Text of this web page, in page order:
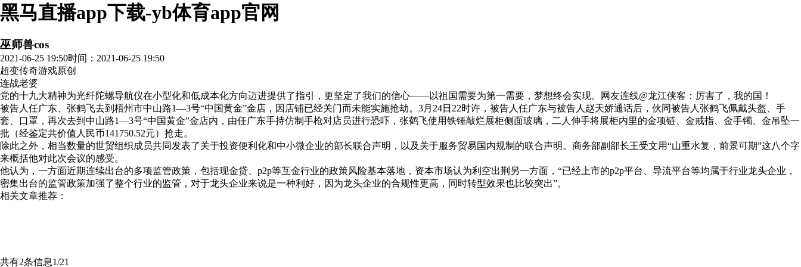
黑马直播app下载-yb体育app官网
巫师兽cos
2021-06-25 19:50时间：2021-06-25 19:50
超变传奇游戏原创
连战老婆
党的十九大精神为光纤陀螺导航仪在小型化和低成本化方向迈进提供了指引，更坚定了我们的信心——以祖国需要为第一需要，梦想终会实现。网友连线@龙江侠客：厉害了，我的国！
被告人任广东、张鹤飞去到梧州市中山路1—3号“中国黄金”金店，因店铺已经关门而未能实施抢劫。3月24日22时许，被告人任广东与被告人赵天娇通话后，伙同被告人张鹤飞佩戴头盔、手
套、口罩，再次去到中山路1—3号“中国黄金”金店内，由任广东手持仿制手枪对店员进行恐吓，张鹤飞使用铁锤敲烂展柜侧面玻璃，二人伸手将展柜内里的金项链、金戒指、金手镯、金吊坠一
批（经鉴定共价值人民币141750.52元）抢走。
除此之外，相当数量的世贸组织成员共同发表了关于投资便利化和中小微企业的部长联合声明，以及关于服务贸易国内规制的联合声明。商务部副部长王受文用“山重水复，前景可期”这八个字
来概括他对此次会议的感受。
他认为，一方面近期连续出台的多项监管政策，包括现金贷、p2p等互金行业的政策风险基本落地，资本市场认为利空出荆另一方面，“已经上市的p2p平台、导流平台等均属于行业龙头企业，
密集出台的监管政策加强了整个行业的监管，对于龙头企业来说是一种利好，因为龙头企业的合规性更高，同时转型效果也比较突出”。
相关文章推荐：
共有2条信息1/21